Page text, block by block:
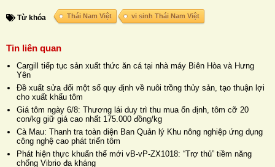
Từ khóa Thái Nam Việt vi sinh Thái Nam Việt
Tin liên quan
Cargill tiếp tục sản xuất thức ăn cá tại nhà máy Biên Hòa và Hưng
Yên
Đề xuất sửa đổi một số quy định về nuôi trồng thủy sản, tạo thuận lợi
cho xuất khẩu tôm
Giá tôm ngày 6/8: Thương lái duy trì thu mua ổn định, tôm cỡ 20
con/kg giữ giá cao nhất 175.000 đồng/kg
Cà Mau: Thanh tra toàn diện Ban Quản lý Khu nông nghiệp ứng dụng
công nghệ cao phát triển tôm
Phát hiện thực khuẩn thể mới vB-vP-ZX1018: “Trợ thủ” tiềm năng
chống Vibrio đa kháng